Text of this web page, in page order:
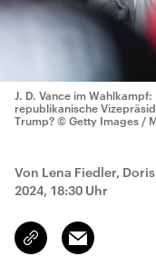
J. D. Vance im
republikanische
Trump? © Getty Images /
Von Lena Fiedler,
2024, 18:30 Uhr
Link
kopieren/teilen
Email